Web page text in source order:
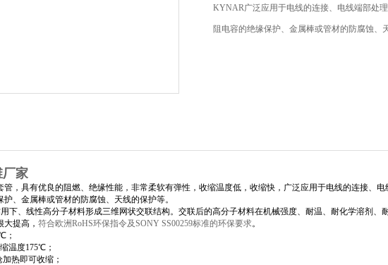
KYNAR广泛应用于电线的连接、电线端部处
阻电容的绝缘保护、金属棒或管材的防腐蚀、
家
管，具有优良的阻燃、绝缘性能，非常柔软有弹性，收缩温度低，收缩快，广泛应用于电线的连接、
、金属棒或管材的防腐蚀、天线的保护等。
下、线性高分子材料形成三维网状交联结构。交联后的高分子材料在机械强度、耐温、耐化学溶剂、
提高， 符合欧洲RoHS环保指令及SONY SS00259标准的环保要求。
；
温度175℃；
热即可收缩；